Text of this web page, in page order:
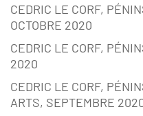
CEDRIC LE CORF,
OCTOBRE 2020
CEDRIC LE CORF,
2020
CEDRIC LE CORF,
ARTS, SEPTEMBRE